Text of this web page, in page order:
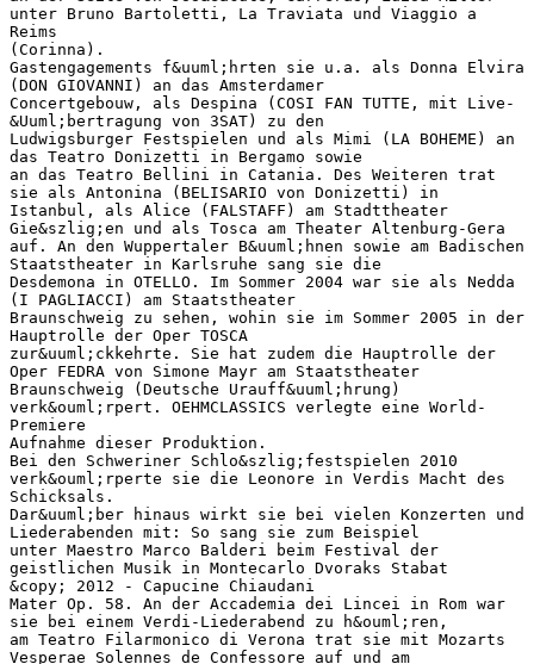
unter Bruno Bartoletti, La Traviata und Viaggio a
Reims
(Corinna).
Gastengagements f&uuml;hrten sie u.a. als Donna Elvira
(DON GIOVANNI) an das Amsterdamer
Concertgebouw, als Despina (COSI FAN TUTTE, mit Live-
&Uuml;bertragung von 3SAT) zu den
Ludwigsburger Festspielen und als Mimi (LA BOHEME) an
das Teatro Donizetti in Bergamo sowie
an das Teatro Bellini in Catania. Des Weiteren trat
sie als Antonina (BELISARIO von Donizetti) in
Istanbul, als Alice (FALSTAFF) am Stadttheater
Gie&szlig;en und als Tosca am Theater Altenburg-Gera
auf. An den Wuppertaler B&uuml;hnen sowie am Badischen
Staatstheater in Karlsruhe sang sie die
Desdemona in OTELLO. Im Sommer 2004 war sie als Nedda
(I PAGLIACCI) am Staatstheater
Braunschweig zu sehen, wohin sie im Sommer 2005 in der
Hauptrolle der Oper TOSCA
zur&uuml;ckkehrte. Sie hat zudem die Hauptrolle der
Oper FEDRA von Simone Mayr am Staatstheater
Braunschweig (Deutsche Urauff&uuml;hrung)
verk&ouml;rpert. OEHMCLASSICS verlegte eine World-
Premiere
Aufnahme dieser Produktion.
Bei den Schweriner Schlo&szlig;festspielen 2010
verk&ouml;rperte sie die Leonore in Verdis Macht des
Schicksals.
Dar&uuml;ber hinaus wirkt sie bei vielen Konzerten und
Liederabenden mit: So sang sie zum Beispiel
unter Maestro Marco Balderi beim Festival der
geistlichen Musik in Montecarlo Dvoraks Stabat
&copy; 2012 - Capucine Chiaudani
Mater Op. 58. An der Accademia dei Lincei in Rom war
sie bei einem Verdi-Liederabend zu h&ouml;ren,
am Teatro Filarmonico di Verona trat sie mit Mozarts
Vesperae Solennes de Confessore auf und am